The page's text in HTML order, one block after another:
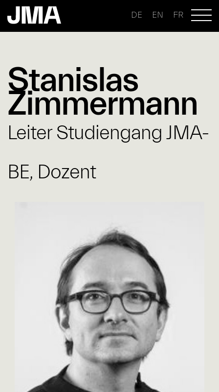
DE EN FR
Stanislas
Zimmermann
Leiter Studiengang JMA-
BE, Dozent